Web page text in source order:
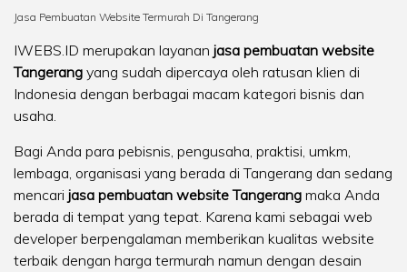
Jasa Pembuatan Website Termurah Di Tangerang
IWEBS.ID merupakan layanan jasa pembuatan website
Tangerang yang sudah dipercaya oleh ratusan klien di
Indonesia dengan berbagai macam kategori bisnis dan
usaha.
Bagi Anda para pebisnis, pengusaha, praktisi, umkm,
lembaga, organisasi yang berada di Tangerang dan sedang
mencari jasa pembuatan website Tangerang maka Anda
berada di tempat yang tepat. Karena kami sebagai web
developer berpengalaman memberikan kualitas website
terbaik dengan harga termurah namun dengan desain